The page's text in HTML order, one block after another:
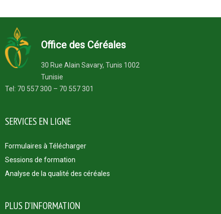
Office des Céréales
30 Rue Alain Savary, Tunis 1002
Tunisie
Tel: 70 557 300 – 70 557 301
SERVICES EN LIGNE
Formulaires à Télécharger
Sessions de formation
Analyse de la qualité des céréales
PLUS D’INFORMATION